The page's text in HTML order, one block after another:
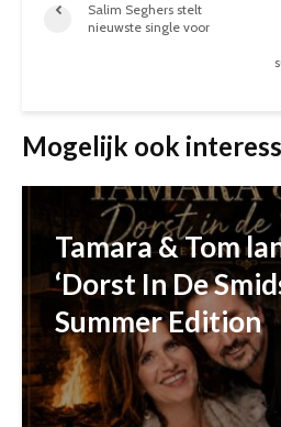
Salim Seghers stelt
nieuwste single voor
Mogelijk ook
Tamara & Tom
‘Dorst In De
Summer Edition